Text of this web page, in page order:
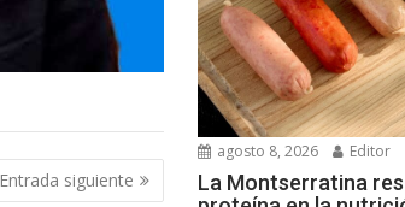
Entrada siguiente
agosto 8, 2026 Editor
La Montserratina